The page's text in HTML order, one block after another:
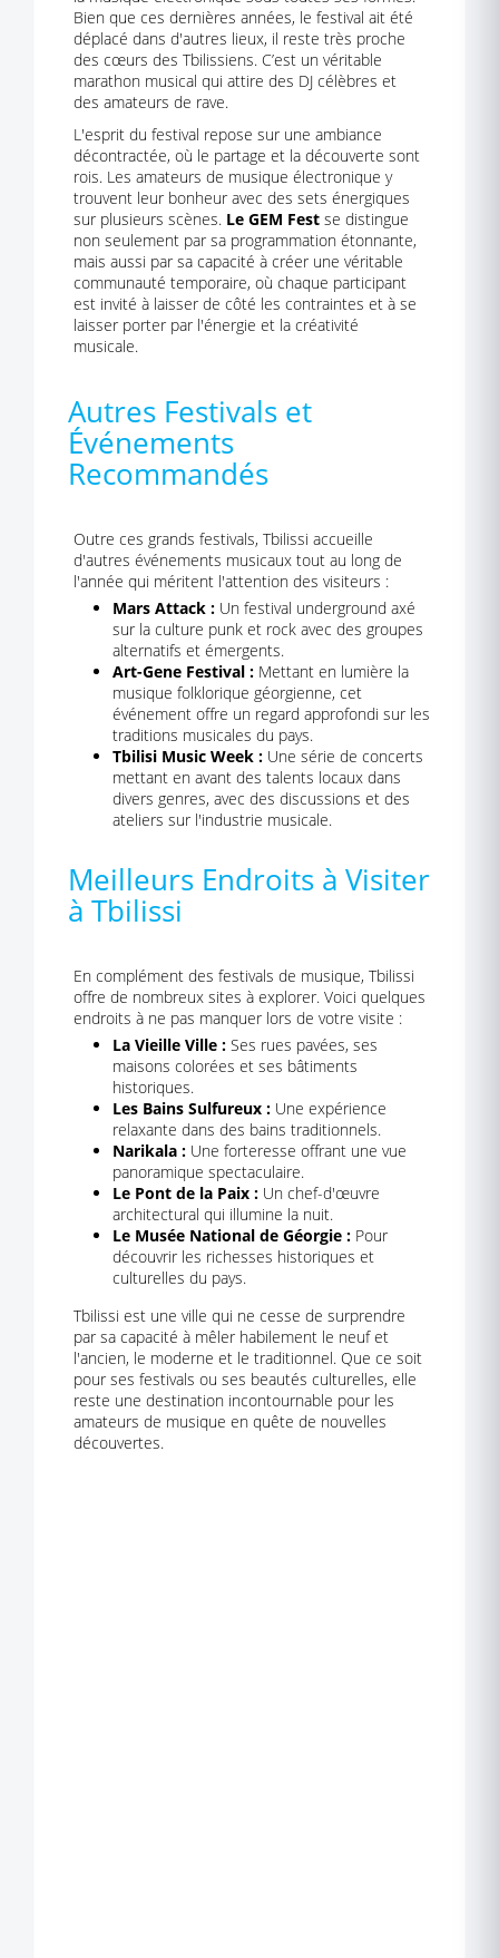
Bien que ces dernières années, le festival ait été
déplacé dans d'autres lieux, il reste très proche
des cœurs des Tbilissiens. C’est un véritable
marathon musical qui attire des DJ célèbres et
des amateurs de rave.
L'esprit du festival repose sur une ambiance
décontractée, où le partage et la découverte sont
rois. Les amateurs de musique électronique y
trouvent leur bonheur avec des sets énergiques
sur plusieurs scènes. Le GEM Fest se distingue
non seulement par sa programmation étonnante,
mais aussi par sa capacité à créer une véritable
communauté temporaire, où chaque participant
est invité à laisser de côté les contraintes et à se
laisser porter par l'énergie et la créativité
musicale.
Autres Festivals et
Événements
Recommandés
Outre ces grands festivals, Tbilissi accueille
d'autres événements musicaux tout au long de
l'année qui méritent l'attention des visiteurs :
Mars Attack : Un festival underground axé
sur la culture punk et rock avec des groupes
alternatifs et émergents.
Art-Gene Festival : Mettant en lumière la
musique folklorique géorgienne, cet
événement offre un regard approfondi sur les
traditions musicales du pays.
Tbilisi Music Week : Une série de concerts
mettant en avant des talents locaux dans
divers genres, avec des discussions et des
ateliers sur l'industrie musicale.
Meilleurs Endroits à Visiter
à Tbilissi
En complément des festivals de musique, Tbilissi
offre de nombreux sites à explorer. Voici quelques
endroits à ne pas manquer lors de votre visite :
La Vieille Ville : Ses rues pavées, ses
maisons colorées et ses bâtiments
historiques.
Les Bains Sulfureux : Une expérience
relaxante dans des bains traditionnels.
Narikala : Une forteresse offrant une vue
panoramique spectaculaire.
Le Pont de la Paix : Un chef-d'œuvre
architectural qui illumine la nuit.
Le Musée National de Géorgie : Pour
découvrir les richesses historiques et
culturelles du pays.
Tbilissi est une ville qui ne cesse de surprendre
par sa capacité à mêler habilement le neuf et
l'ancien, le moderne et le traditionnel. Que ce soit
pour ses festivals ou ses beautés culturelles, elle
reste une destination incontournable pour les
amateurs de musique en quête de nouvelles
découvertes.